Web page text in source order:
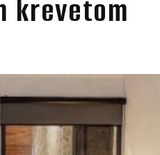
krevetom